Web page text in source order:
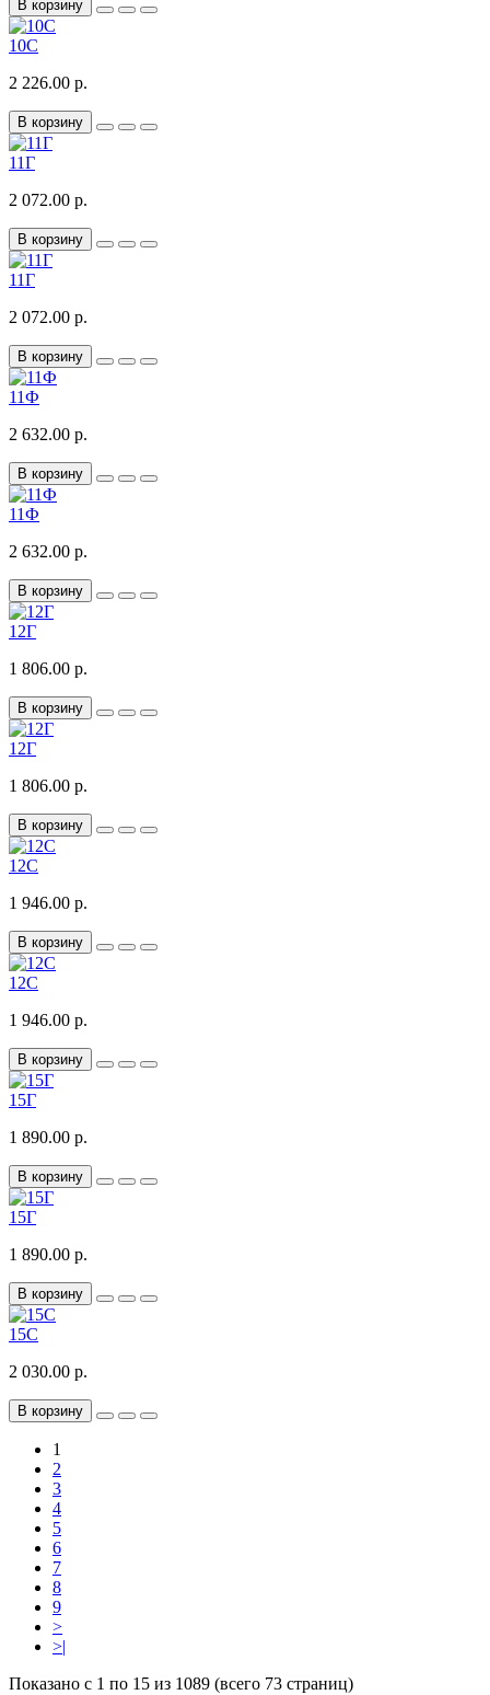
В корзину
10С
2 226.00 р.
В корзину
11Г
2 072.00 р.
В корзину
11Г
2 072.00 р.
В корзину
11Ф
2 632.00 р.
В корзину
11Ф
2 632.00 р.
В корзину
12Г
1 806.00 р.
В корзину
12Г
1 806.00 р.
В корзину
12С
1 946.00 р.
В корзину
12С
1 946.00 р.
В корзину
15Г
1 890.00 р.
В корзину
15Г
1 890.00 р.
В корзину
15С
2 030.00 р.
В корзину
1
2
3
4
5
6
7
8
9
>
>|
Показано с 1 по 15 из 1089 (всего 73 страниц)